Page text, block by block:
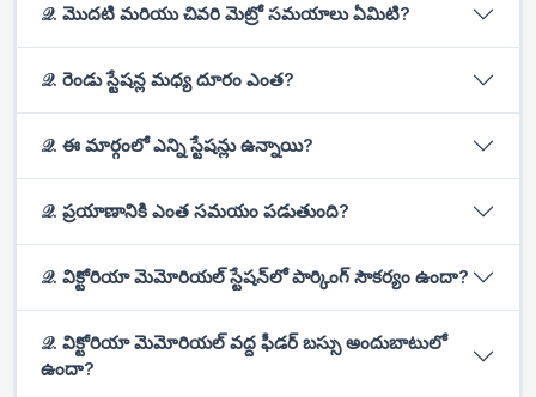
𝒬. మొదటి మరియు చివరి మెట్రో సమయాలు ఏమిటి?
𝒬. రెండు స్టేషన్ల మధ్య దూరం ఎంత?
𝒬. ఈ మార్గంలో ఎన్ని స్టేషన్లు ఉన్నాయి?
𝒬. ప్రయాణానికి ఎంత సమయం పడుతుంది?
𝒬. విక్టోరియా మెమోరియల్ స్టేషన్‌లో పార్కింగ్ సౌకర్యం ఉందా?
𝒬. విక్టోరియా మెమోరియల్ వద్ద ఫీడర్ బస్సు అందుబాటులో
ఉందా?